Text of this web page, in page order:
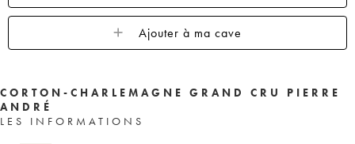
Ajouter à ma cave
CORTON-CHARLEMAGNE GRAND CRU PIERRE
ANDRÉ
LES INFORMATIONS